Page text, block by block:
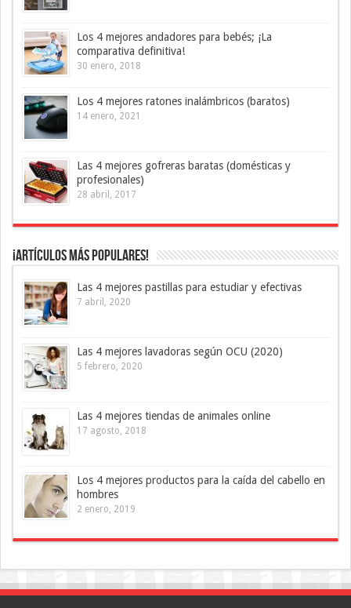
Los 4 mejores andadores para bebés; ¡La
comparativa definitiva!
30 enero, 2018
Los 4 mejores ratones inalámbricos (baratos)
14 enero, 2021
Las 4 mejores gofreras baratas (domésticas y
profesionales)
28 abril, 2017
¡Artículos más Populares!
Las 4 mejores pastillas para estudiar y efectivas
7 abril, 2020
Las 4 mejores lavadoras según OCU (2020)
5 febrero, 2020
Las 4 mejores tiendas de animales online
17 agosto, 2018
Los 4 mejores productos para la caída del cabello en
hombres
2 enero, 2019